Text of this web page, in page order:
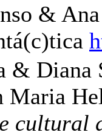
&
& Diana
Maria
cultural